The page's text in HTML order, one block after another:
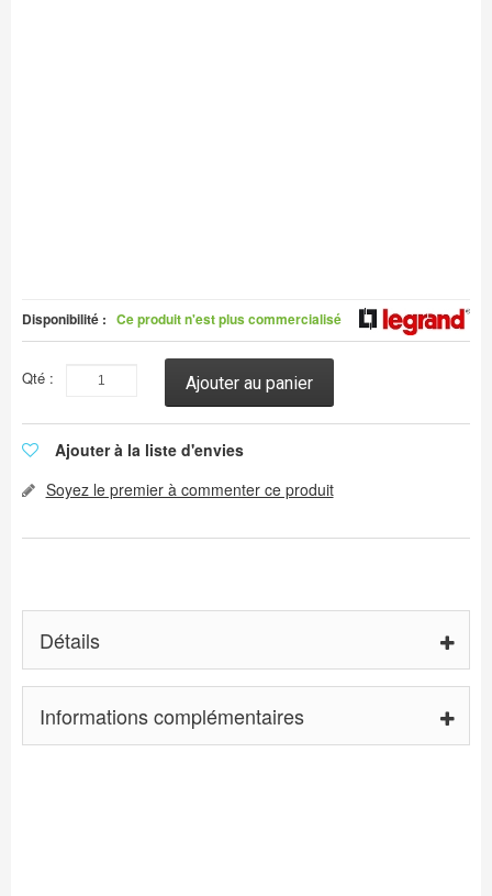
Disponibilité : Ce produit n'est plus commercialisé
Qté : Ajouter au panier
Ajouter à la liste d'envies
Soyez le premier à commenter ce produit
Détails
Informations complémentaires